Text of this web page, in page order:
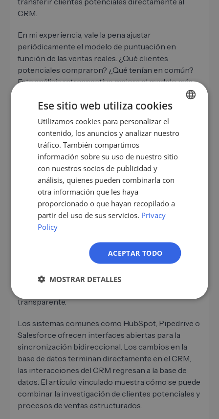
CRM.
En mi experiencia, vale la pena ajustar
periódicamente el modelo de puntuación en
función de las ventas reales. ¿Qué clientes
potenciales compraron? ¿Qué tenían en común?
Este análisis retrospectivo mejora el modelo más
Herramientas como LeadScraper van un paso más
allá y generan listas de clientes potenciales
directamente basadas en sus criterios objetivo,
frescas y sin esfuerzo de investigación manual.
Integración CRM: así es como la base
de datos se convierte en una
herramienta de ventas
Una base de datos B2B solo desarrolla todos sus
beneficios cuando está conectada a su CRM. Sólo
entonces los datos se convierten en procesos
controlables: los contactos se mueven
automáticamente a través del embudo, se activan
transparente.
Los sistemas comunes como HubSpot, Pipedrive o
Salesforce ofrecen interfaces abiertas para la
sincronización bidireccional. Los cambios en la
base de datos terminan directamente en el CRM,
las interacciones del CRM regresan a la base de
datos. El artículo vinculado muestra cómo se puede
combinar la investigación de clientes potenciales y
procesos de ventas estructurados.
GERMAN
EN
ES
NL
Ese sitio web utiliza cookies
Utilizamos cookies para personalizar el
contenido, los anuncios y analizar nuestro
tráfico. También compartimos
información sobre su uso de nuestro sitio
con nuestros socios de publicidad y
análisis, quienes pueden combinarla con
otra información que les haya
proporcionado o que hayan recopilado a
partir del uso de sus servicios. Privacy
Policy
ACEPTAR TODO
MOSTRAR DETALLES